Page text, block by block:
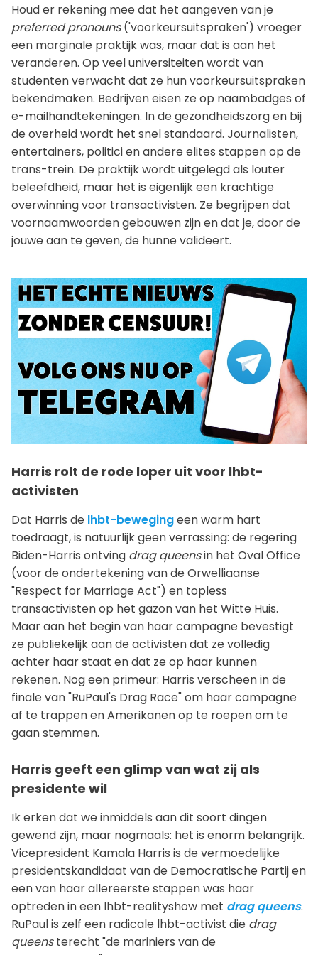
Houd er rekening mee dat het aangeven van je
preferred pronouns('voorkeursuitspraken') vroeger
een marginale praktijk was, maar dat is aan het
veranderen. Op veel universiteiten wordt van
studenten verwacht dat ze hun voorkeursuitspraken
bekendmaken. Bedrijven eisen ze op naambadges of
e-mailhandtekeningen. In de gezondheidszorg en bij
de overheid wordt het snel standaard. Journalisten,
entertainers, politici en andere elites stappen op de
trans-trein. De praktijk wordt uitgelegd als louter
beleefdheid, maar het is eigenlijk een krachtige
overwinning voor transactivisten. Ze begrijpen dat
voornaamwoorden gebouwen zijn en dat je, door de
jouwe aan te geven, de hunne valideert.
Harris rolt de rode loper uit voor lhbt-
activisten
Dat Harris de lhbt-bewegingeen warm hart
toedraagt, is natuurlijk geen verrassing: de regering
Biden-Harris ontving drag queensin het Oval Office
(voor de ondertekening van de Orwelliaanse
"Respect for Marriage Act") en topless
transactivisten op het gazon van het Witte Huis.
Maar aan het begin van haar campagne bevestigt
ze publiekelijk aan de activisten dat ze volledig
achter haar staat en dat ze op haar kunnen
rekenen. Nog een primeur: Harris verscheen in de
finale van "RuPaul's Drag Race" om haar campagne
af te trappen en Amerikanen op te roepen om te
gaan stemmen.
Harris geeft een glimp van wat zij als
presidente wil
Ik erken dat we inmiddels aan dit soort dingen
gewend zijn, maar nogmaals: het is enorm belangrijk.
Vicepresident Kamala Harris is de vermoedelijke
presidentskandidaat van de Democratische Partij en
een van haar allereerste stappen was haar
optreden in een lhbt-realityshow met drag queens.
RuPaul is zelf een radicale lhbt-activist die drag
queensterecht "de mariniers van de